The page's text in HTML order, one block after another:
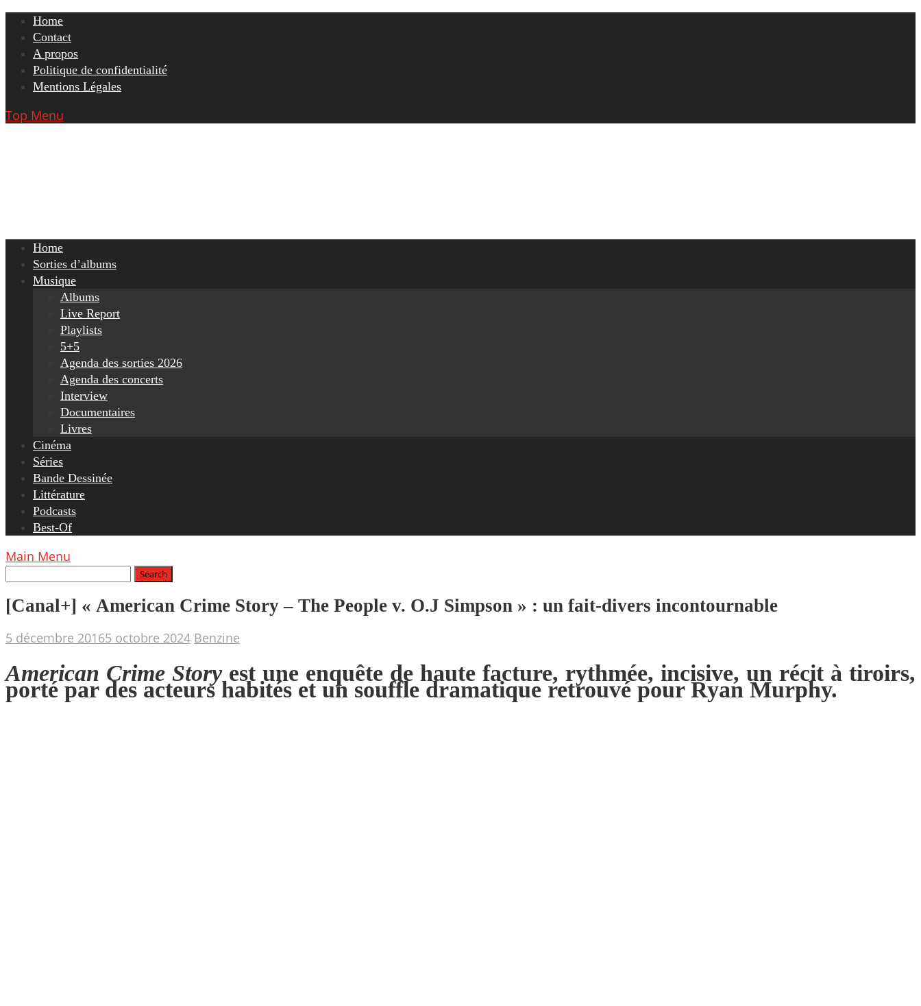
Skip
content
Home
Contact
A propos
Politique de confidentialité
Mentions Légales
Top Menu
Home
Sorties d’albums
Musique
Albums
Live Report
Playlists
5+5
Agenda des sorties 2026
Agenda des concerts
Interview
Documentaires
Livres
Cinéma
Séries
Bande Dessinée
Littérature
Podcasts
Best-Of
Main Menu
[Canal+] « American Crime Story – The People v. O.J Simpson » : un fait-divers incontournable
5 décembre 20165 octobre 2024 Benzine
American Crime Storyest une enquête de haute facture, rythmée, incisive, un récit à tiroirs,
porté par des acteurs habités et un souffle dramatique retrouvé pour Ryan Murphy.